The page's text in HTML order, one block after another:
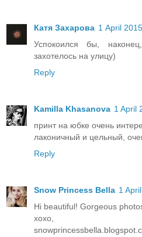
Катя Захарова 1 April
Успокоился бы,
захотелось на улицу)
Reply
Kamilla Khasanova 1 April
принт на юбке очень
лаконичный и цельный,
Reply
Snow Princess Bella 1
Hi beautiful! Gorgeous
xoxo,